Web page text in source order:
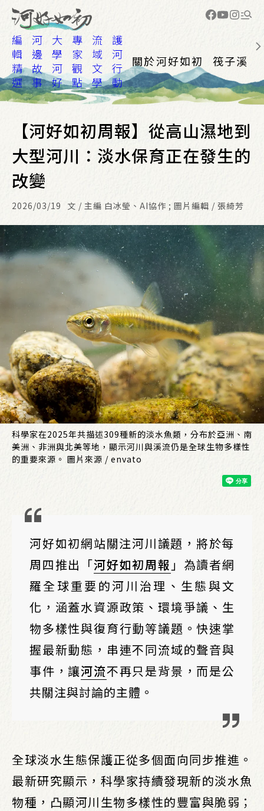
編
輯
精
選
河
邊
故
事
大
學
河
好
專
家
觀
點
流
域
文
學
護
河
行
動
關於河好如初 筏子溪
【河好如初周報】從高山濕地到
大型河川：淡水保育正在發生的
改變
2026/03/19 文 / 主編 白冰瑩、AI協作 ; 圖片編輯 / 張綺芳
科學家在2025年共描述309種新的淡水魚類，分布於亞洲、南
美洲、非洲與北美等地，顯示河川與溪流仍是全球生物多樣性
的重要來源。 圖片來源 / envato
河好如初網站關注河川議題，將於每
周四推出「河好如初周報 」為讀者網
羅全球重要的河川治理、生態與文
化，涵蓋水資源政策、環境爭議、生
物多樣性與復育行動等議題。快速掌
握最新動態，串連不同流域的聲音與
事件，讓河流不再只是背景，而是公
共關注與討論的主體。
全球淡水生態保護正從多個面向同步推進。
最新研究顯示，科學家持續發現新的淡水魚
物種，凸顯河川生物多樣性的豐富與脆弱；